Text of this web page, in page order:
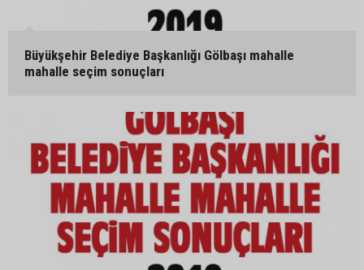
Büyükşehir Belediye Başkanlığı Gölbaşı mahalle
mahalle seçim sonuçları